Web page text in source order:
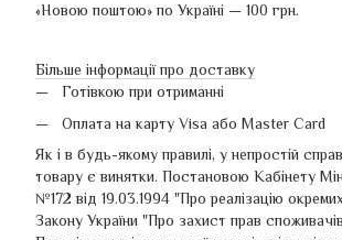
«Новою поштою» по Україні — 100 грн.
Більше інформації про доставку
Готівкою при отриманні
Оплата на карту Visa або Master Card
Як і в будь-якому правилі, у непростій
товару є винятки. Постановою Кабінету
№172 від 19.03.1994 "Про реалізацію
Закону України "Про захист прав